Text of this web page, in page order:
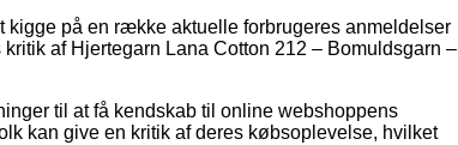
på en række aktuelle forbrugeres anmeldelser
af Hjertegarn Lana Cotton 212 – Bomuldsgarn –
til at få kendskab til online webshoppens
kan give en kritik af deres købsoplevelse, hvilket